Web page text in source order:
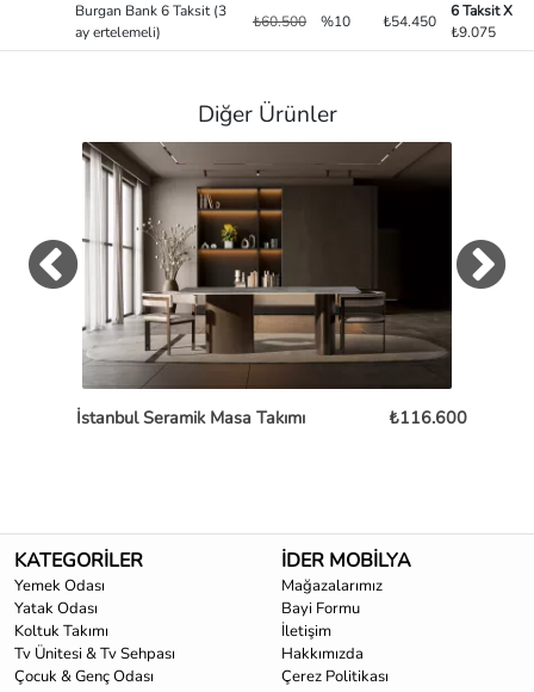
Burgan Bank 6 Taksit (3
ay ertelemeli)
₺60.500 %10 ₺54.450
6 Taksit X
₺9.075
Diğer Ürünler
İstanbul Seramik Masa Takımı ₺116.600
KATEGORİLER
Yemek Odası
Yatak Odası
Koltuk Takımı
Tv Ünitesi & Tv Sehpası
Çocuk & Genç Odası
İDER MOBİLYA
Mağazalarımız
Bayi Formu
İletişim
Hakkımızda
Çerez Politikası